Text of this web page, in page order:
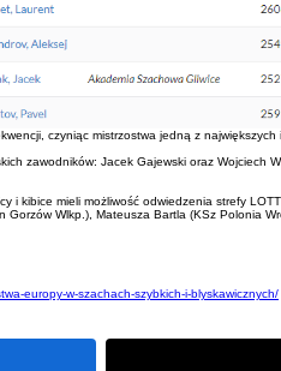
czyniąc mistrzostwa jedną z
zawodników: Jacek Gajewski oraz Wojciech
i kibice mieli możliwość odwiedzenia strefy
Gorzów Wlkp.), Mateusza Bartla (KSz Polonia
europy-w-szachach-szybkich-i-blyskawicznych/